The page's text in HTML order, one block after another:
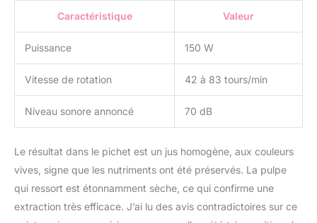
Caractéristique Valeur
Puissance 150 W
Vitesse de rotation 42 à 83 tours/min
Niveau sonore annoncé 70 dB
Le résultat dans le pichet est un jus homogène, aux couleurs
vives, signe que les nutriments ont été préservés. La pulpe
qui ressort est étonnamment sèche, ce qui confirme une
extraction très efficace. J’ai lu des avis contradictoires sur ce